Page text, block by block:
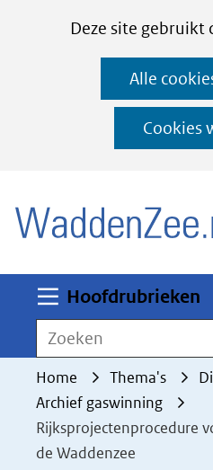
CookiesDeze site gebruikt
deze
worden
toegestaan
geweigerd.
Alle
Cookies
Hoofdrubrieken
Zoeken
Home Thema's
Archief gaswinning
Rijksprojectenprocedure
de Waddenzee